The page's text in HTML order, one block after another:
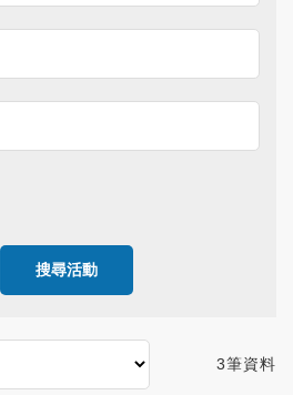
搜尋活動
3筆資料